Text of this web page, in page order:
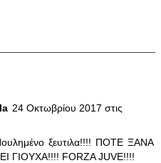
24 Οκτωβρίου 2017 στις
ξευτιλα!!!! ΠΟΤΕ ΞΑΝΑ
ΓΙΟΥΧΑ!!!! FORZA JUVE!!!!